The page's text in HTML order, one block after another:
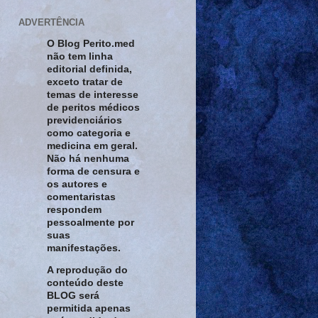
ADVERTÊNCIA
O Blog Perito.med
não tem linha
editorial definida,
exceto tratar de
temas de interesse
de peritos médicos
previdenciários
como categoria e
medicina em geral.
Não há nenhuma
forma de censura e
os autores e
comentaristas
respondem
pessoalmente por
suas
manifestações.
A reprodução do
conteúdo deste
BLOG será
permitida apenas